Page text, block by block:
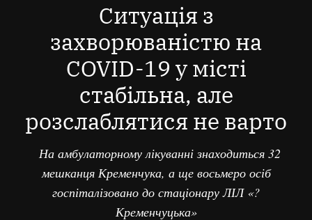
Ситуація з
захворюваністю на
COVID-19 у місті
стабільна, але
розслаблятися не варто
На амбулаторному лікуванні знаходиться 32
мешканця Кременчука, а ще восьмеро осіб
госпіталізовано до стаціонару ЛІЛ «?
Кременчуцька»